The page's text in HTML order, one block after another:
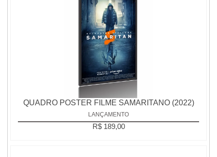
QUADRO POSTER FILME SAMARITANO (2022)
LANÇAMENTO
R$ 189,00